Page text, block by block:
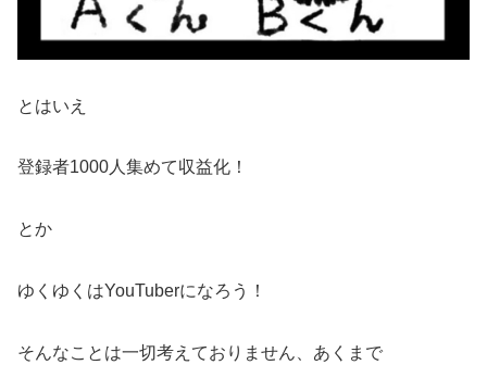
とはいえ
登録者1000人集めて収益化！
とか
ゆくゆくはYouTuberになろう！
そんなことは一切考えておりません、あくまで